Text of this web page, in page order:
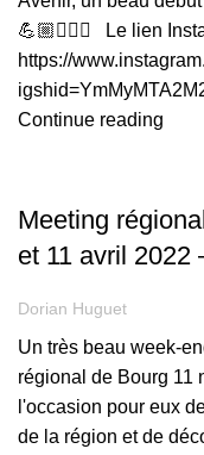
💪🏼🏊🏼‍♂️ Le lien
https://
Continue reading
Meeting
et 11 avril 2022
Dorian Huguet
Un très beau week-
régional de Bourg 11
l'occasion pour eux
de la région et de